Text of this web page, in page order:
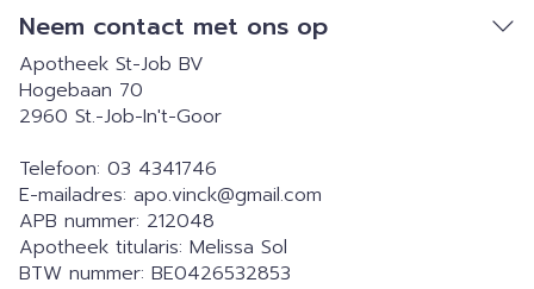
Neem contact met ons op
Apotheek St-Job BV
Hogebaan 70
2960 St.-Job-In't-Goor
Telefoon: 03 4341746
E-mailadres: apo.vinck@gmail.com
APB nummer: 212048
Apotheek titularis: Melissa Sol
BTW nummer: BE0426532853